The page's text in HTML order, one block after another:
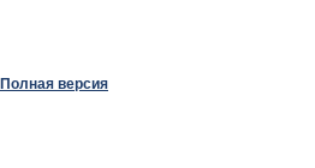
Полная версия